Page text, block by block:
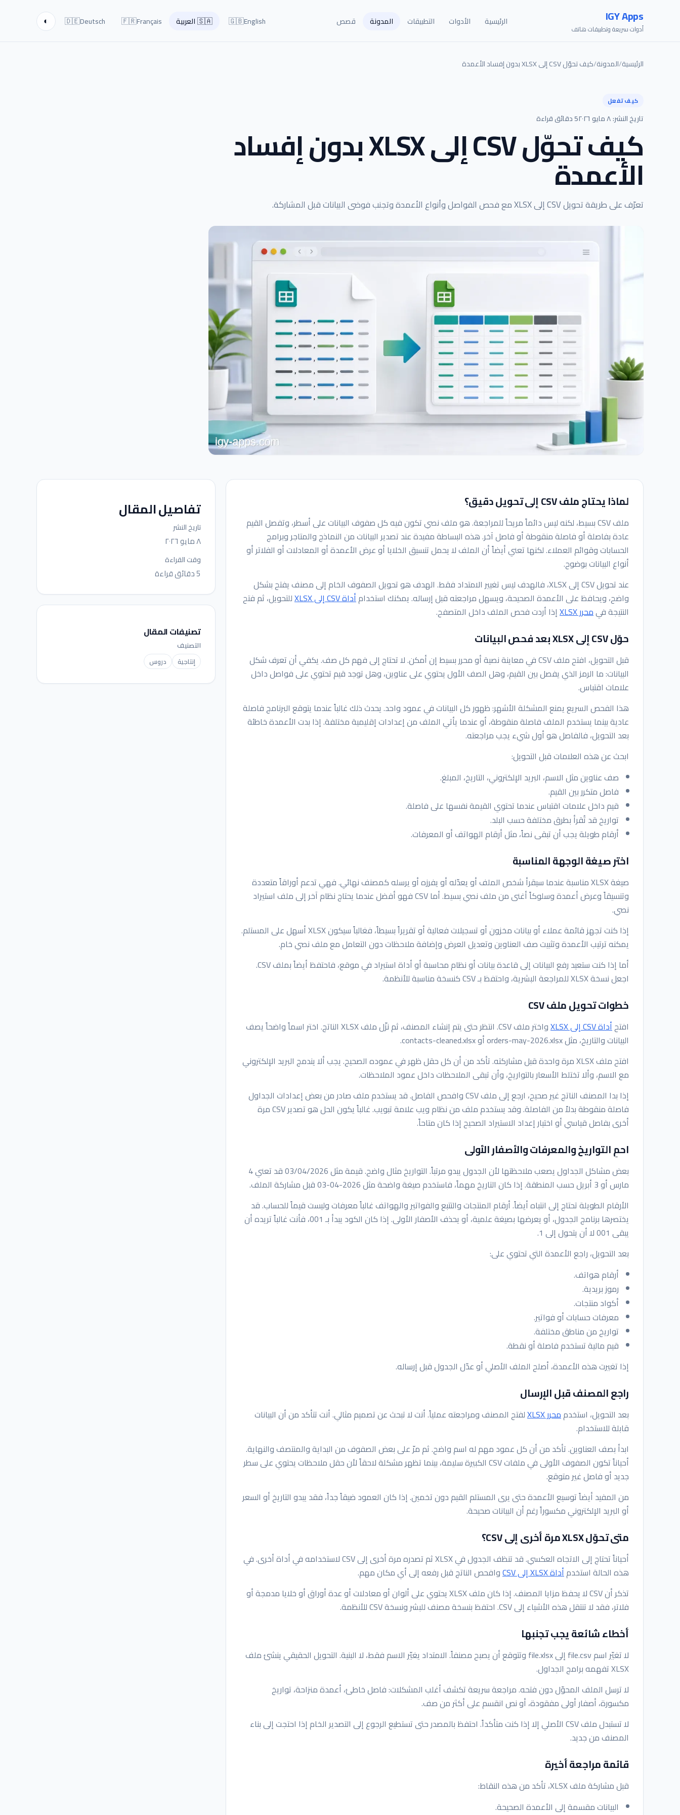
IGY Apps
أدوات سريعة وتطبيقات هاتف
الرئيسية الأدوات التطبيقات المدونة قصص 🇬🇧English
🇸🇦العربية 🇫🇷Français
🇩🇪Deutsch
◐
الرئيسية/المدونة/كيف تحوّل CSV إلى XLSX بدون إفساد الأعمدة
كيف تفعل
تاريخ النشر: ٨ مايو ٢٠٢٦ 5 دقائق قراءة
كيف تحوّل CSV إلى XLSX بدون إفساد
الأعمدة
تعرّف على طريقة تحويل CSV إلى XLSX مع فحص الفواصل وأنواع الأعمدة وتجنب فوضى البيانات قبل المشاركة.
لماذا يحتاج ملف CSV إلى تحويل دقيق؟
ملف CSV بسيط، لكنه ليس دائماً مريحاً للمراجعة. هو ملف نصي تكون فيه كل صفوف البيانات على أسطر، وتفصل القيم
عادة بفاصلة أو فاصلة منقوطة أو فاصل آخر. هذه البساطة مفيدة عند تصدير البيانات من النماذج والمتاجر وبرامج
الحسابات وقوائم العملاء. لكنها تعني أيضاً أن الملف لا يحمل تنسيق الخلايا أو عرض الأعمدة أو المعادلات أو الفلاتر أو
أنواع البيانات بوضوح.
عند تحويل CSV إلى XLSX، فالهدف ليس تغيير الامتداد فقط. الهدف هو تحويل الصفوف الخام إلى مصنف يفتح بشكل
واضح، ويحافظ على الأعمدة الصحيحة، ويسهل مراجعته قبل إرساله. يمكنك استخدامأداة CSV إلى XLSX
للتحويل، ثم فتح
النتيجة فيمحرر XLSX إذا أردت فحص الملف داخل المتصفح.
حوّل CSV إلى XLSX بعد فحص البيانات
قبل التحويل، افتح ملف CSV في معاينة نصية أو محرر بسيط إن أمكن. لا تحتاج إلى فهم كل صف. يكفي أن تعرف شكل
البيانات: ما الرمز الذي يفصل بين القيم، وهل الصف الأول يحتوي على عناوين، وهل توجد قيم تحتوي على فواصل داخل
علامات اقتباس.
هذا الفحص السريع يمنع المشكلة الأشهر: ظهور كل البيانات في عمود واحد. يحدث ذلك غالباً عندما يتوقع البرنامج فاصلة
عادية بينما يستخدم الملف فاصلة منقوطة، أو عندما يأتي الملف من إعدادات إقليمية مختلفة. إذا بدت الأعمدة خاطئة
بعد التحويل، فالفاصل هو أول شيء يجب مراجعته.
ابحث عن هذه العلامات قبل التحويل:
صف عناوين مثل الاسم، البريد الإلكتروني، التاريخ، المبلغ.
فاصل متكرر بين القيم.
قيم داخل علامات اقتباس عندما تحتوي القيمة نفسها على فاصلة.
تواريخ قد تُقرأ بطرق مختلفة حسب البلد.
أرقام طويلة يجب أن تبقى نصاً، مثل أرقام الهواتف أو المعرفات.
اختر صيغة الوجهة المناسبة
صيغة XLSX مناسبة عندما سيقرأ شخص الملف أو يعدّله أو يفرزه أو يرسله كمصنف نهائي. فهي تدعم أوراقاً متعددة
وتنسيقاً وعرض أعمدة وسلوكاً أغنى من ملف نصي بسيط. أما CSV فهو أفضل عندما يحتاج نظام آخر إلى ملف استيراد
نصي.
إذا كنت تجهز قائمة عملاء أو بيانات مخزون أو تسجيلات فعالية أو تقريراً بسيطاً، فغالباً سيكون XLSX أسهل على المستلم.
يمكنه ترتيب الأعمدة وتثبيت صف العناوين وتعديل العرض وإضافة ملاحظات دون التعامل مع ملف نصي خام.
أما إذا كنت ستعيد رفع البيانات إلى قاعدة بيانات أو نظام محاسبة أو أداة استيراد في موقع، فاحتفظ أيضاً بملف CSV.
اجعل نسخة XLSX للمراجعة البشرية، واحتفظ بـ CSV كنسخة مناسبة للأنظمة.
خطوات تحويل ملف CSV
افتحأداة CSV إلى XLSX
واختر ملف CSV. انتظر حتى يتم إنشاء المصنف، ثم نزّل ملف XLSX الناتج. اختر اسماً واضحاً يصف
البيانات والتاريخ، مثل orders-may-2026.xlsx أو contacts-cleaned.xlsx.
افتح ملف XLSX مرة واحدة قبل مشاركته. تأكد من أن كل حقل ظهر في عموده الصحيح. يجب ألا يندمج البريد الإلكتروني
مع الاسم، وألا تختلط الأسعار بالتواريخ، وأن تبقى الملاحظات داخل عمود الملاحظات.
إذا بدا المصنف الناتج غير صحيح، ارجع إلى ملف CSV وافحص الفاصل. قد يستخدم ملف صادر من بعض إعدادات الجداول
فاصلة منقوطة بدلاً من الفاصلة. وقد يستخدم ملف من نظام ويب علامة تبويب. غالباً يكون الحل هو تصدير CSV مرة
أخرى بفاصل قياسي أو اختيار إعداد الاستيراد الصحيح إذا كان متاحاً.
احمِ التواريخ والمعرفات والأصفار الأولى
بعض مشاكل الجداول يصعب ملاحظتها لأن الجدول يبدو مرتباً. التواريخ مثال واضح. قيمة مثل 03/04/2026 قد تعني 4
مارس أو 3 أبريل حسب المنطقة. إذا كان التاريخ مهماً، فاستخدم صيغة واضحة مثل 2026-04-03 قبل مشاركة الملف.
الأرقام الطويلة تحتاج إلى انتباه أيضاً. أرقام المنتجات والتتبع والفواتير والهواتف غالباً معرفات وليست قيماً للحساب. قد
يختصرها برنامج الجدول، أو يعرضها بصيغة علمية، أو يحذف الأصفار الأولى. إذا كان الكود يبدأ بـ 001، فأنت غالباً تريده أن
يبقى 001 لا أن يتحول إلى 1.
بعد التحويل، راجع الأعمدة التي تحتوي على:
أرقام هواتف.
رموز بريدية.
أكواد منتجات.
معرفات حسابات أو فواتير.
تواريخ من مناطق مختلفة.
قيم مالية تستخدم فاصلة أو نقطة.
إذا تغيرت هذه الأعمدة، أصلح الملف الأصلي أو عدّل الجدول قبل إرساله.
راجع المصنف قبل الإرسال
بعد التحويل، استخدممحرر XLSX
لفتح المصنف ومراجعته عملياً. أنت لا تبحث عن تصميم مثالي. أنت تتأكد من أن البيانات
قابلة للاستخدام.
ابدأ بصف العناوين. تأكد من أن كل عمود مهم له اسم واضح. ثم مرّ على بعض الصفوف من البداية والمنتصف والنهاية.
أحياناً تكون الصفوف الأولى في ملفات CSV الكبيرة سليمة، بينما تظهر مشكلة لاحقاً لأن حقل ملاحظات يحتوي على سطر
جديد أو فاصل غير متوقع.
من المفيد أيضاً توسيع الأعمدة حتى يرى المستلم القيم دون تخمين. إذا كان العمود ضيقاً جداً، فقد يبدو التاريخ أو السعر
أو البريد الإلكتروني مكسوراً رغم أن البيانات صحيحة.
متى تحوّل XLSX مرة أخرى إلى CSV؟
أحياناً تحتاج إلى الاتجاه العكسي. قد تنظف الجدول في XLSX ثم تصدره مرة أخرى إلى CSV لاستخدامه في أداة أخرى. في
هذه الحالة استخدمأداة XLSX إلى CSV
وافحص الناتج قبل رفعه إلى أي مكان مهم.
تذكر أن CSV لا يحفظ مزايا المصنف. إذا كان ملف XLSX يحتوي على ألوان أو معادلات أو عدة أوراق أو خلايا مدمجة أو
فلاتر، فقد لا تنتقل هذه الأشياء إلى CSV. احتفظ بنسخة مصنف للبشر ونسخة CSV للأنظمة.
أخطاء شائعة يجب تجنبها
لا تغيّر اسم file.csv إلى file.xlsx وتتوقع أن يصبح مصنفاً. الامتداد يغيّر الاسم فقط، لا البنية. التحويل الحقيقي ينشئ ملف
XLSX تفهمه برامج الجداول.
لا ترسل الملف المحوّل دون فتحه. مراجعة سريعة تكشف أغلب المشكلات: فاصل خاطئ، أعمدة منزاحة، تواريخ
مكسورة، أصفار أولى مفقودة، أو نص انقسم على أكثر من صف.
لا تستبدل ملف CSV الأصلي إلا إذا كنت متأكداً. احتفظ بالمصدر حتى تستطيع الرجوع إلى التصدير الخام إذا احتجت إلى بناء
المصنف من جديد.
قائمة مراجعة أخيرة
قبل مشاركة ملف XLSX، تأكد من هذه النقاط:
البيانات مقسمة إلى الأعمدة الصحيحة.
تفاصيل المقال
تاريخ النشر
٨ مايو ٢٠٢٦
وقت القراءة
5 دقائق قراءة
تصنيفات المقال
التصنيف
إنتاجية
دروس